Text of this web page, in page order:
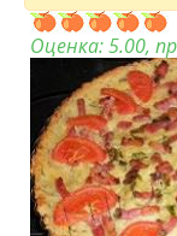
Оценка:5.00,